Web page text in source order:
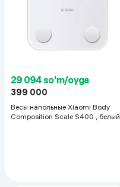
29 094 so'm/oyga
399 000
Весы напольные Xiaomi Body
Composition Scale S400 , белый